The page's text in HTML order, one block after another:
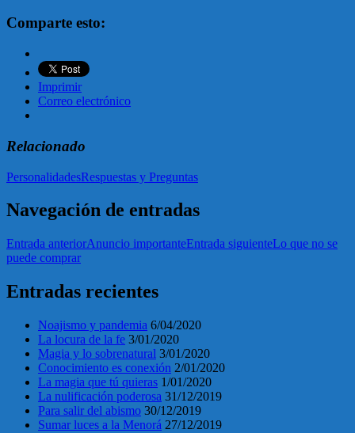
Comparte esto:
Imprimir
Correo electrónico
Relacionado
PersonalidadesRespuestas y Preguntas
Navegación de entradas
Entrada anteriorAnuncio importanteEntrada siguienteLo que no se
puede comprar
Entradas recientes
Noajismo y pandemia 6/04/2020
La locura de la fe 3/01/2020
Magia y lo sobrenatural 3/01/2020
Conocimiento es conexión 2/01/2020
La magia que tú quieras 1/01/2020
La nulificación poderosa 31/12/2019
Para salir del abismo 30/12/2019
Sumar luces a la Menorá 27/12/2019